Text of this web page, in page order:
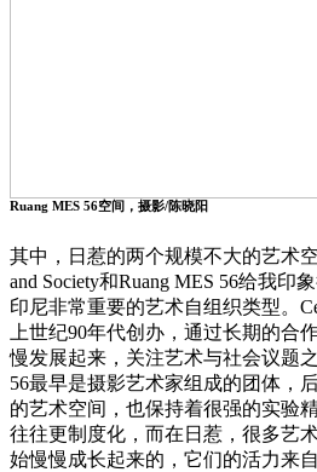
Ruang MES 56空间，摄影/陈晓阳
其中，日惹的两个规模不大的艺术
and Society和Ruang MES 56给我印
印尼非常重要的艺术自组织类型。
上世纪90年代创办，通过长期的合
慢发展起来，关注艺术与社会议题
56最早是摄影艺术家组成的团体，
的艺术空间，也保持着很强的实验
往往更制度化，而在日惹，很多艺
始慢慢成长起来的，它们的活力来